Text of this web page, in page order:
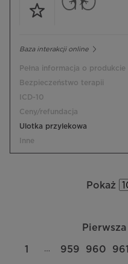
Baza interakcji online
Pełna informacja o produkcie
Bezpieczeństwo terapii
ICD-10
Ceny/refundacja
Ulotka przylekowa
Inne
Pokaż
Pierwsza
1 … 959 960 961